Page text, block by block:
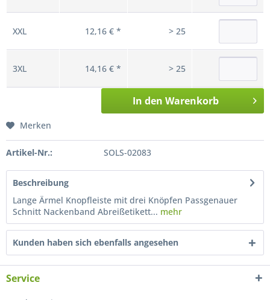
XXL 12,16 € * > 25
3XL 14,16 € * > 25
In den Warenkorb
Merken
Artikel-Nr.: SOLS-02083
Beschreibung
Lange Ärmel Knopfleiste mit drei Knöpfen Passgenauer
Schnitt Nackenband Abreißetikett... mehr
Kunden haben sich ebenfalls angesehen
Service